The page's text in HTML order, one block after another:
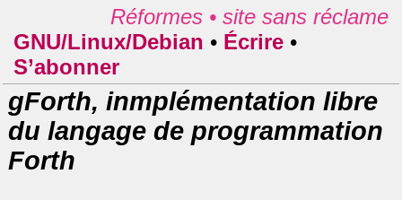
site sans réclame
Réformes •
GNU/Linux/Debian • Écrire •
S’abonner
gForth, inmplémentation libre
du langage de programmation
Forth